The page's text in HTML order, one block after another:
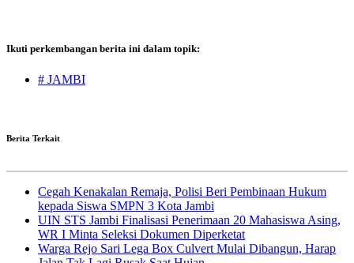
Ikuti perkembangan berita ini dalam topik:
# JAMBI
Berita Terkait
Cegah Kenakalan Remaja, Polisi Beri Pembinaan Hukum
kepada Siswa SMPN 3 Kota Jambi
UIN STS Jambi Finalisasi Penerimaan 20 Mahasiswa Asing,
WR I Minta Seleksi Dokumen Diperketat
Warga Rejo Sari Lega Box Culvert Mulai Dibangun, Harap